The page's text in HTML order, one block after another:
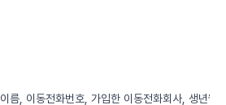
이름, 이동전화번호, 가입한 이동전화회사, 생년